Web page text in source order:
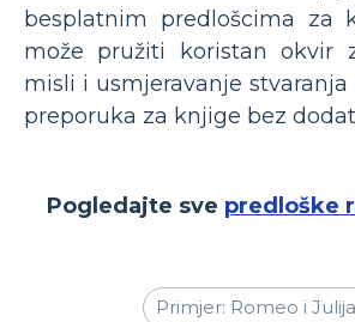
besplatnim predlošcima za
može pružiti koristan okvir
misli i usmjeravanje stvaranja
preporuka za knjige bez
Pogledajte sve predloške